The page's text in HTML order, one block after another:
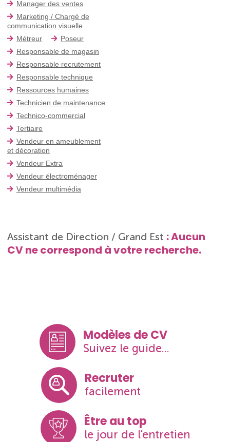
Manager des ventes
Marketing / Chargé de
communication visuelle
Métreur
Poseur
Responsable de magasin
Responsable recrutement
Responsable technique
Ressources humaines
Technicien de maintenance
Technico-commercial
Tertiaire
Vendeur en ameublement
et décoration
Vendeur Extra
Vendeur électroménager
Vendeur multimédia
Assistant de Direction / Grand Est : Aucun
CV ne correspond à votre recherche.
Modèles de CV
Suivez le guide...
Recruter
facilement
Être au top
le jour de l'entretien